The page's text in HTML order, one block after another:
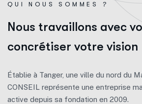
QUI NOUS SOMMES ?
Nous travaillons avec vo
concrétiser votre vision
Établie à Tanger, une ville du nord du
CONSEIL représente une entreprise
active depuis sa fondation en 2009.